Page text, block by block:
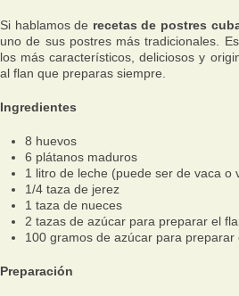
Si hablamos de recetas de postres
uno de sus postres más tradicionales.
los más característicos, deliciosos y
al flan que preparas siempre.
Ingredientes
8 huevos
6 plátanos maduros
1 litro de leche (puede ser de vaca o
1/4 taza de jerez
1 taza de nueces
2 tazas de azúcar para preparar el
100 gramos de azúcar para preparar
Preparación